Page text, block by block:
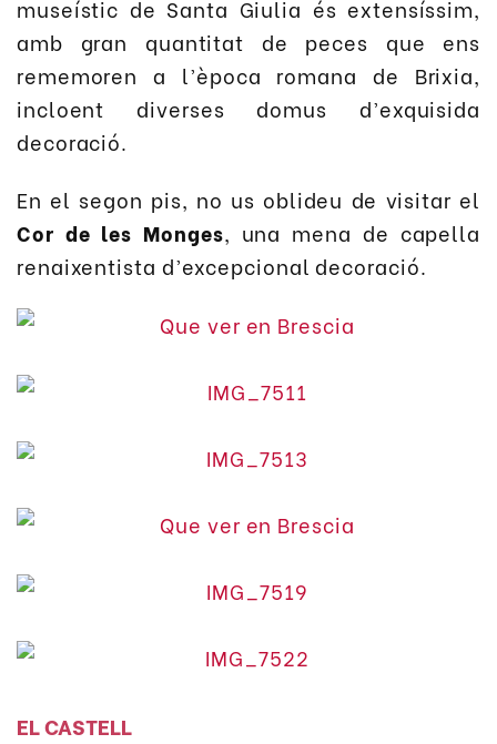
museístic de Santa Giulia és extensíssim,
amb gran quantitat de peces que ens
rememoren a l’època romana de Brixia,
incloent diverses domus d’exquisida
decoració.
En el segon pis, no us oblideu de visitar el
Cor de les Monges, una mena de capella
renaixentista d’excepcional decoració.
EL CASTELL